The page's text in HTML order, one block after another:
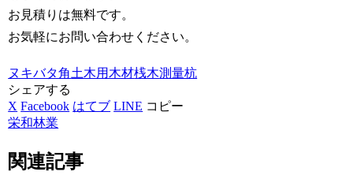
お見積りは無料です。
お気軽にお問い合わせください。
ヌキバタ角土木用木材桟木測量杭
シェアする
X Facebook はてブ LINE コピー
栄和林業
関連記事